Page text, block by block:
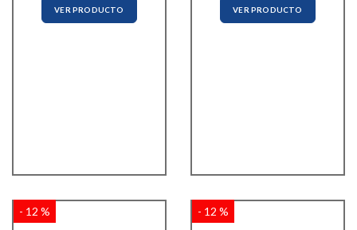
VER PRODUCTO VER PRODUCTO
- 12 % - 12 %